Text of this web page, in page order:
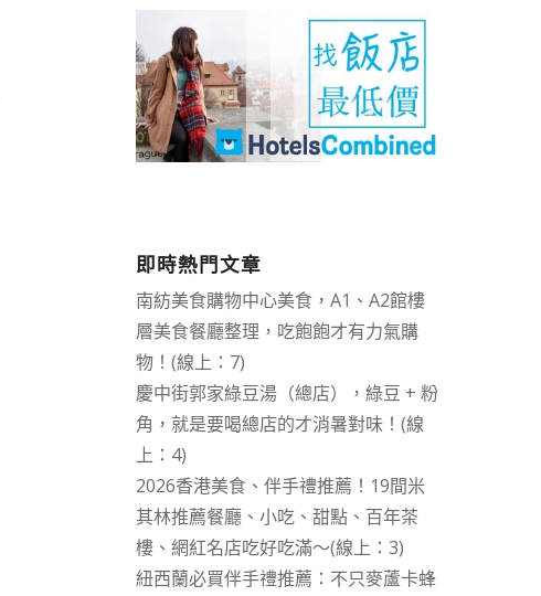
即時熱門文章
南紡美食購物中心美食，A1、A2館樓
層美食餐廳整理，吃飽飽才有力氣購
物！(線上：7)
慶中街郭家綠豆湯（總店），綠豆 + 粉
角，就是要喝總店的才消暑對味！(線
上：4)
2026香港美食、伴手禮推薦！19間米
其林推薦餐廳、小吃、甜點、百年茶
樓、網紅名店吃好吃滿～(線上：3)
紐西蘭必買伴手禮推薦：不只麥蘆卡蜂